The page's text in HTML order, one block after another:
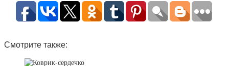
Смотрите также: